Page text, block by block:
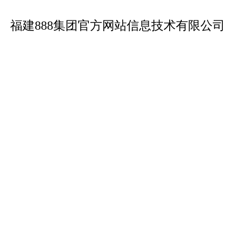
福建888集团官方网站信息技术有限公司